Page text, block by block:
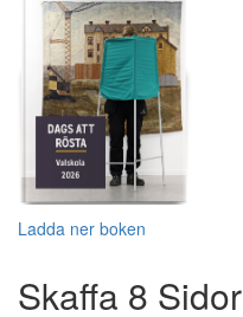
Ladda ner boken
Skaffa 8 Sidor